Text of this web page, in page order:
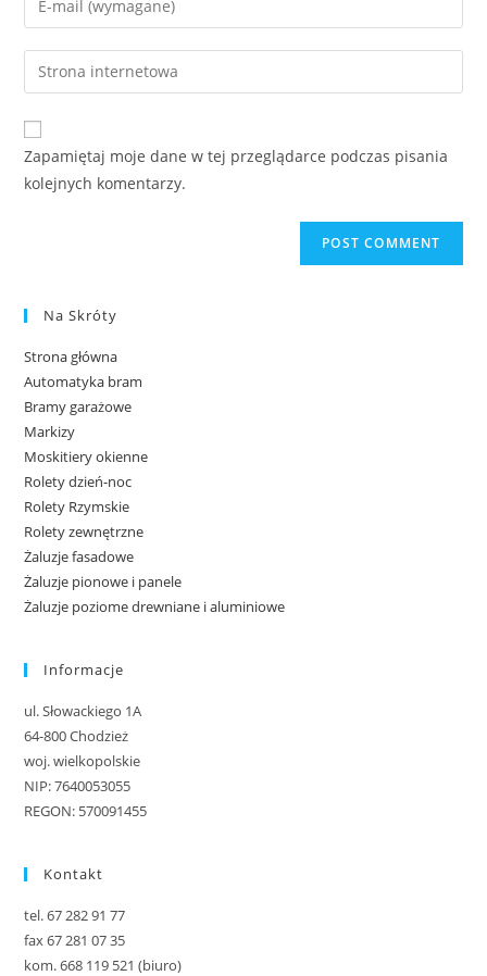
Zapamiętaj moje dane w tej przeglądarce podczas pisania
kolejnych komentarzy.
Na Skróty
Strona główna
Automatyka bram
Bramy garażowe
Markizy
Moskitiery okienne
Rolety dzień-noc
Rolety Rzymskie
Rolety zewnętrzne
Żaluzje fasadowe
Żaluzje pionowe i panele
Żaluzje poziome drewniane i aluminiowe
Informacje
ul. Słowackiego 1A
64-800 Chodzież
woj. wielkopolskie
NIP: 7640053055
REGON: 570091455
Kontakt
tel. 67 282 91 77
fax 67 281 07 35
kom. 668 119 521 (biuro)